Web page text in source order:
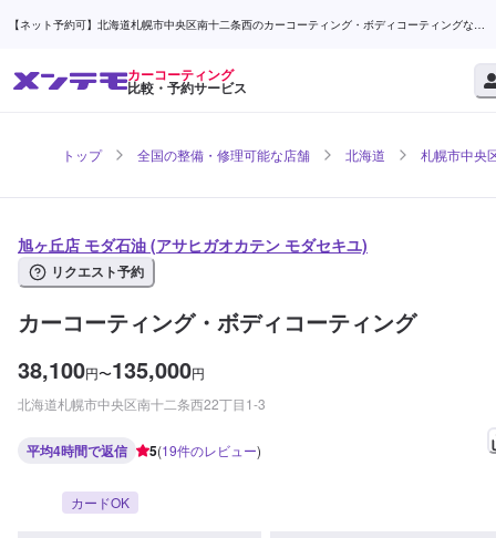
【ネット予約可】北海道札幌市中央区南十二条西のカーコーティング・ボディコーティングなら
カーコーティング
比較・予約サービス
トップ 全国の整備・修理可能な店舗 北海道 札幌市中央
旭ヶ丘店 モダ石油 (アサヒガオカテン モダセキユ)
リクエスト予約
カーコーティング・ボディコーティング
38,100円〜135,000円
北海道札幌市中央区南十二条西22丁目1-3
平均4時間で返信 5(19件のレビュー)
カードOK